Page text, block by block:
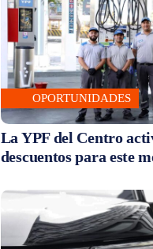
OPORTUNIDADES
La YPF del Centro
descuentos para este